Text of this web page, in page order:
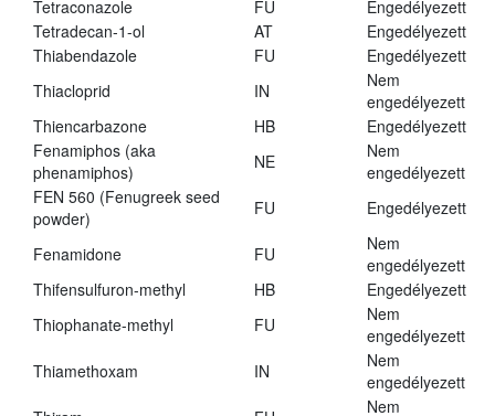
Tetraconazole
FU
Engedélyezett
Tetradecan-1-ol
AT
Engedélyezett
Thiabendazole
FU
Engedélyezett
Thiacloprid
IN
Nem
engedélyezett
Thiencarbazone
HB
Engedélyezett
Fenamiphos (aka
phenamiphos)
NE
Nem
engedélyezett
FEN 560 (Fenugreek seed
powder)
FU Engedélyezett
Fenamidone FU
Nem
engedélyezett
Thifensulfuron-methyl
HB
Engedélyezett
Thiophanate-methyl
FU
Nem
engedélyezett
Thiamethoxam
IN
Nem
engedélyezett
Nem